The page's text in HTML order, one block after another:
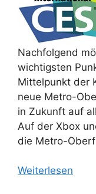
Nachfolgend
wichtigsten
Mittelpunkt der
neue Metro-
in Zukunft auf
Auf der Xbox
die Metro-
Weiterlesen